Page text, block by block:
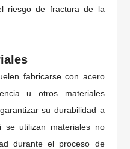
riesgo de fractura de la
fabricarse con acero
u otros materiales
su durabilidad a
se utilizan materiales no
durante el proceso de